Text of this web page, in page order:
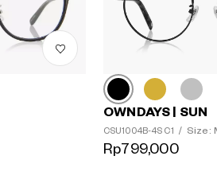
OWNDAYS | SUN
CSU1004B-4S C1 / Size:
Rp799,000